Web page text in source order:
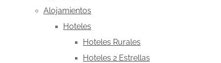
Alojamientos
Hoteles
Hoteles Rurales
Hoteles 2 Estrellas